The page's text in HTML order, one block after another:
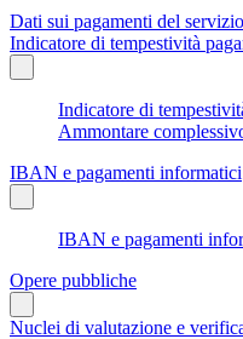
Dati sui pagamenti del
Indicatore di tempestività
Indicatore di
Ammontare
IBAN e pagamenti informatici
IBAN e pagamenti
Opere pubbliche
Nuclei di valutazione e